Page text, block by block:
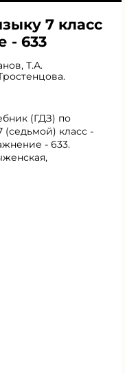
7 класс
- 633
, Т.А.
.
(ГДЗ) по
(седьмой) класс -
- 633.